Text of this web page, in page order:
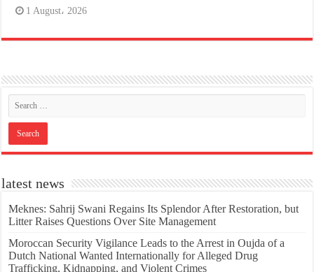
1 August، 2026
latest news
Meknes: Sahrij Swani Regains Its Splendor After Restoration, but
Litter Raises Questions Over Site Management
Moroccan Security Vigilance Leads to the Arrest in Oujda of a
Dutch National Wanted Internationally for Alleged Drug
Trafficking, Kidnapping, and Violent Crimes